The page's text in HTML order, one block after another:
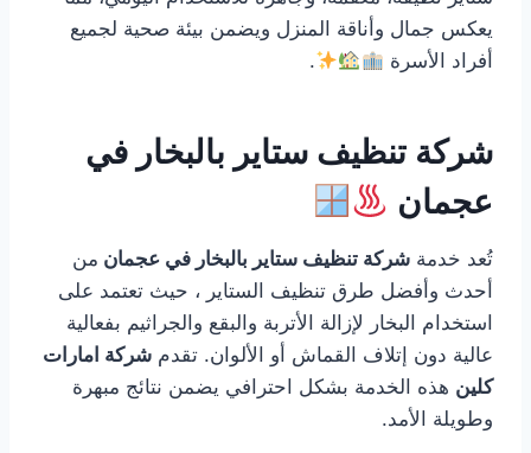
يعكس جمال وأناقة المنزل ويضمن بيئة صحية لجميع
أفراد الأسرة
.
شركة تنظيف ستاير بالبخار في
عجمان
تُعد خدمة شركة تنظيف ستاير بالبخار في عجمان من
أحدث وأفضل طرق تنظيف الستاير ، حيث تعتمد على
استخدام البخار لإزالة الأتربة والبقع والجراثيم بفعالية
عالية دون إتلاف القماش أو الألوان. تقدم شركة امارات
كلين هذه الخدمة بشكل احترافي يضمن نتائج مبهرة
وطويلة الأمد.